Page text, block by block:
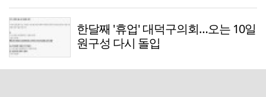
한달째 '휴업' 대덕구의회…오는 10일
원구성 다시 돌입